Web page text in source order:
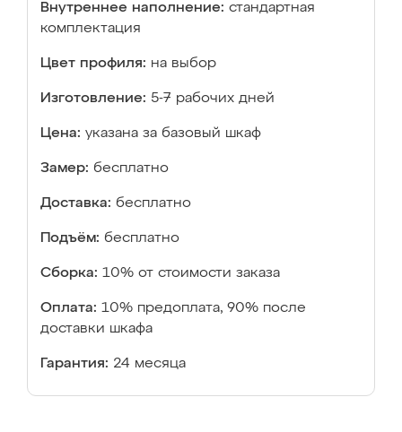
Внутреннее наполнение: стандартная
комплектация
Цвет профиля: на выбор
Изготовление: 5-7 рабочих дней
Цена: указана за базовый шкаф
Замер: бесплатно
Доставка: бесплатно
Подъём: бесплатно
Сборка: 10% от стоимости заказа
Оплата: 10% предоплата, 90% после
доставки шкафа
Гарантия: 24 месяца